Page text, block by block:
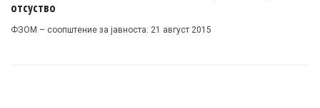
отсуство
ФЗОМ – соопштение за јавноста: 21 август 2015